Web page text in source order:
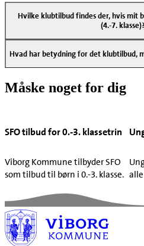
Hvilke klubtilbud findes der, hvis mit
(4.-7.
Hvad har betydning for det klubtilbud,
Måske noget for dig
SFO tilbud for 0.-3. klassetrin
Viborg Kommune tilbyder SFO
som tilbud til børn i 0.-3. klasse.